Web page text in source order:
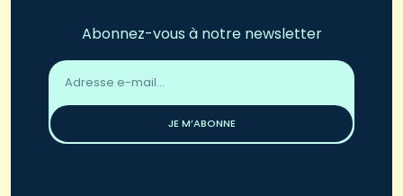
Abonnez-vous à notre newsletter
Adresse
email
JE M’ABONNE